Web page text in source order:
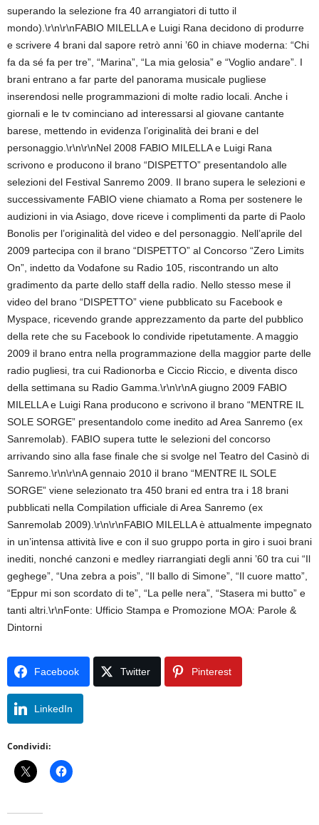
superando la selezione fra 40 arrangiatori di tutto il
mondo).\r\n\r\nFABIO MILELLA e Luigi Rana decidono di produrre
e scrivere 4 brani dal sapore retrò anni ’60 in chiave moderna: “Chi
fa da sé fa per tre”, “Marina”, “La mia gelosia” e “Voglio andare”. I
brani entrano a far parte del panorama musicale pugliese
inserendosi nelle programmazioni di molte radio locali. Anche i
giornali e le tv cominciano ad interessarsi al giovane cantante
barese, mettendo in evidenza l’originalità dei brani e del
personaggio.\r\n\r\nNel 2008 FABIO MILELLA e Luigi Rana
scrivono e producono il brano “DISPETTO” presentandolo alle
selezioni del Festival Sanremo 2009. Il brano supera le selezioni e
successivamente FABIO viene chiamato a Roma per sostenere le
audizioni in via Asiago, dove riceve i complimenti da parte di Paolo
Bonolis per l’originalità del video e del personaggio. Nell’aprile del
2009 partecipa con il brano “DISPETTO” al Concorso “Zero Limits
On”, indetto da Vodafone su Radio 105, riscontrando un alto
gradimento da parte dello staff della radio. Nello stesso mese il
video del brano “DISPETTO” viene pubblicato su Facebook e
Myspace, ricevendo grande apprezzamento da parte del pubblico
della rete che su Facebook lo condivide ripetutamente. A maggio
2009 il brano entra nella programmazione della maggior parte delle
radio pugliesi, tra cui Radionorba e Ciccio Riccio, e diventa disco
della settimana su Radio Gamma.\r\n\r\nA giugno 2009 FABIO
MILELLA e Luigi Rana producono e scrivono il brano “MENTRE IL
SOLE SORGE” presentandolo come inedito ad Area Sanremo (ex
Sanremolab). FABIO supera tutte le selezioni del concorso
arrivando sino alla fase finale che si svolge nel Teatro del Casinò di
Sanremo.\r\n\r\nA gennaio 2010 il brano “MENTRE IL SOLE
SORGE” viene selezionato tra 450 brani ed entra tra i 18 brani
pubblicati nella Compilation ufficiale di Area Sanremo (ex
Sanremolab 2009).\r\n\r\nFABIO MILELLA è attualmente impegnato
in un’intensa attività live e con il suo gruppo porta in giro i suoi brani
inediti, nonché canzoni e medley riarrangiati degli anni ’60 tra cui “Il
geghege”, “Una zebra a pois”, “Il ballo di Simone”, “Il cuore matto”,
“Eppur mi son scordato di te”, “La pelle nera”, “Stasera mi butto” e
tanti altri.\r\nFonte: Ufficio Stampa e Promozione MOA: Parole &
Dintorni
Facebook Twitter Pinterest
LinkedIn
Condividi: